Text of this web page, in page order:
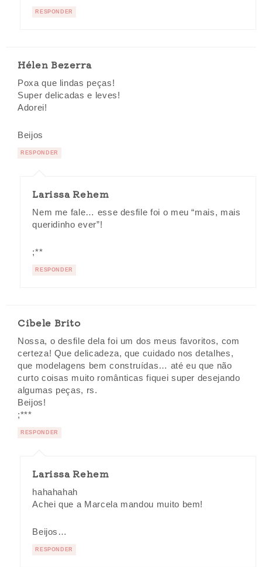
RESPONDER
Hélen Bezerra
Poxa que lindas peças!
Super delicadas e leves!
Adorei!
Beijos
RESPONDER
Larissa Rehem
Nem me fale… esse desfile foi o meu “mais, mais
queridinho ever”!
;**
RESPONDER
Cibele Brito
Nossa, o desfile dela foi um dos meus favoritos, com
certeza! Que delicadeza, que cuidado nos detalhes,
que modelagens bem construídas… até eu que não
curto coisas muito românticas fiquei super desejando
algumas peças, rs.
Beijos!
;***
RESPONDER
Larissa Rehem
hahahahah
Achei que a Marcela mandou muito bem!
Beijos…
RESPONDER